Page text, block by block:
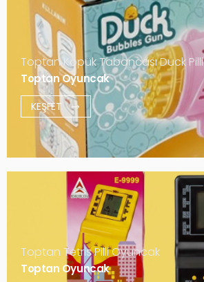
Toptan Köpük Tabancası Duck Pilli
Toptan Oyuncak
KEŞFET
Toptan Tetris Pilli Oyuncak
Toptan Oyuncak